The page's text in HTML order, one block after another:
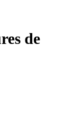
de